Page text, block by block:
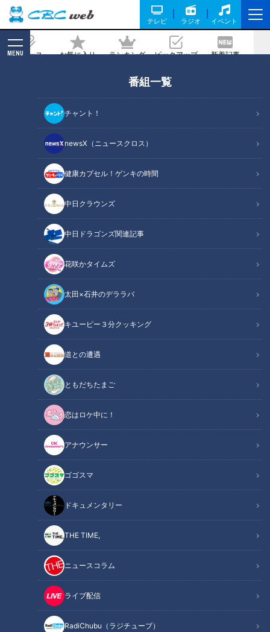
テレビ ラジオ イベント
ニュース お気に入り ランキング ピックアップ 新着記事
MENU
番組一覧
チャント！
newsX（ニュースクロス）
健康カプセル！ゲンキの時間
中日クラウンズ
中日ドラゴンズ関連記事
花咲かタイムズ
太田×石井のデララバ
キユーピー３分クッキング
道との遭遇
ともだちたまご
恋はロケ中に！
アナウンサー
ゴゴスマ
ドキュメンタリー
THE TIME,
ニュースコラム
ライブ配信
RadiChubu（ラジチューブ）
セを期間限定販売【デパチャン】
2022/02/04 11:00
デパチャン
「デパチャン」動画
１つは持っていたいアコヤ本真珠と18金のアクセサリーがこの
お値段で!? 2つでも3つでも、と欲しくなる超コスパ良アクセ
をつけてみた！デパートでも通販でも大人気、フォーマル、カ
ジュアル、ビジネスとどんなコーデにも使えるおすすめライン
アップをデパートのスタッフがご紹介します！
この記事を見たあなたへのおすすめ
【総集編】「アルビノ」「全身
性肥満細胞症」「ガン」など…
病病と闘う人たち
メンズも凛々しく美しく！デパ